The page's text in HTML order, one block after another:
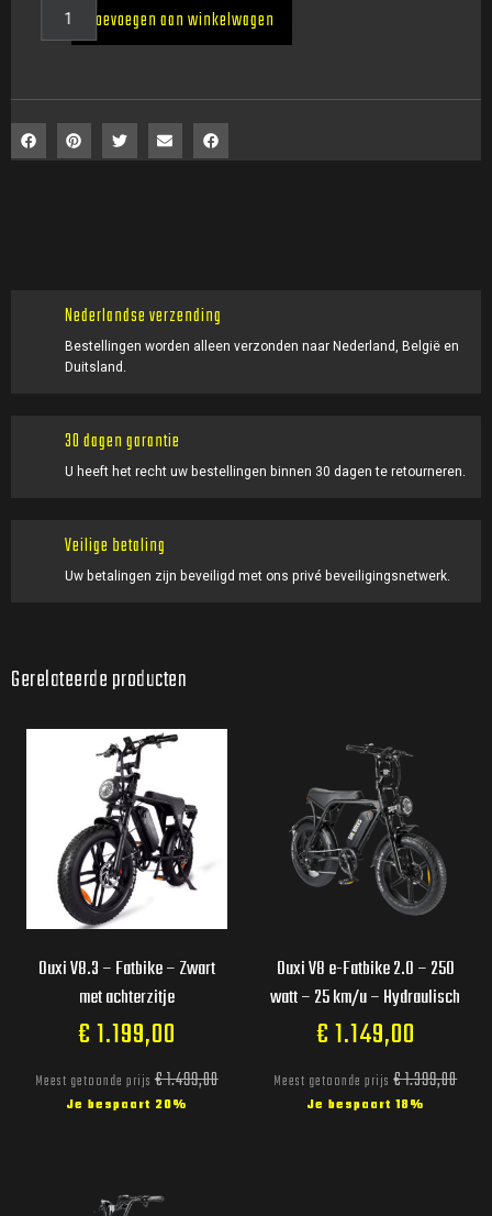
Toevoegen aan winkelwagen
Nederlandse verzending
Bestellingen worden alleen verzonden naar Nederland, België en
Duitsland.
30 dagen garantie
U heeft het recht uw bestellingen binnen 30 dagen te retourneren.
Veilige betaling
Uw betalingen zijn beveiligd met ons privé beveiligingsnetwerk.
Gerelateerde producten
Ouxi V8.3 – Fatbike – Zwart
met achterzitje
€1.199,00
Meest getoonde prijs€1.499,00
Je bespaart 20%
Ouxi V8 e-Fatbike 2.0 – 250
watt – 25 km/u – Hydraulisch
€1.149,00
Meest getoonde prijs€1.399,00
Je bespaart 18%